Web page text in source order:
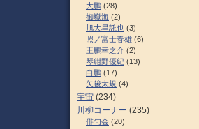
大鵬 (28)
御嶽海 (2)
旭大星託也 (3)
照ノ富士春雄 (6)
王鵬幸之介 (2)
琴紺野優紀 (13)
白鵬 (17)
矢後太規 (4)
宇宙 (234)
川柳コーナー (235)
俳句会 (20)